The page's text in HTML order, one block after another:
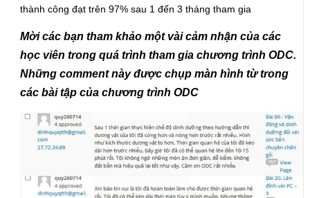
thành công đạt trên 97% sau 1 đến 3 tháng tham gia
Mời các bạn tham khảo một vài cảm nhận của các
học viên trong quá trình tham gia chương trình ODC.
Những comment này được chụp màn hình từ trong
các bài tập của chương trình ODC